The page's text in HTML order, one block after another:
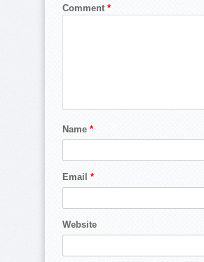
Comment *
Name *
Email *
Website